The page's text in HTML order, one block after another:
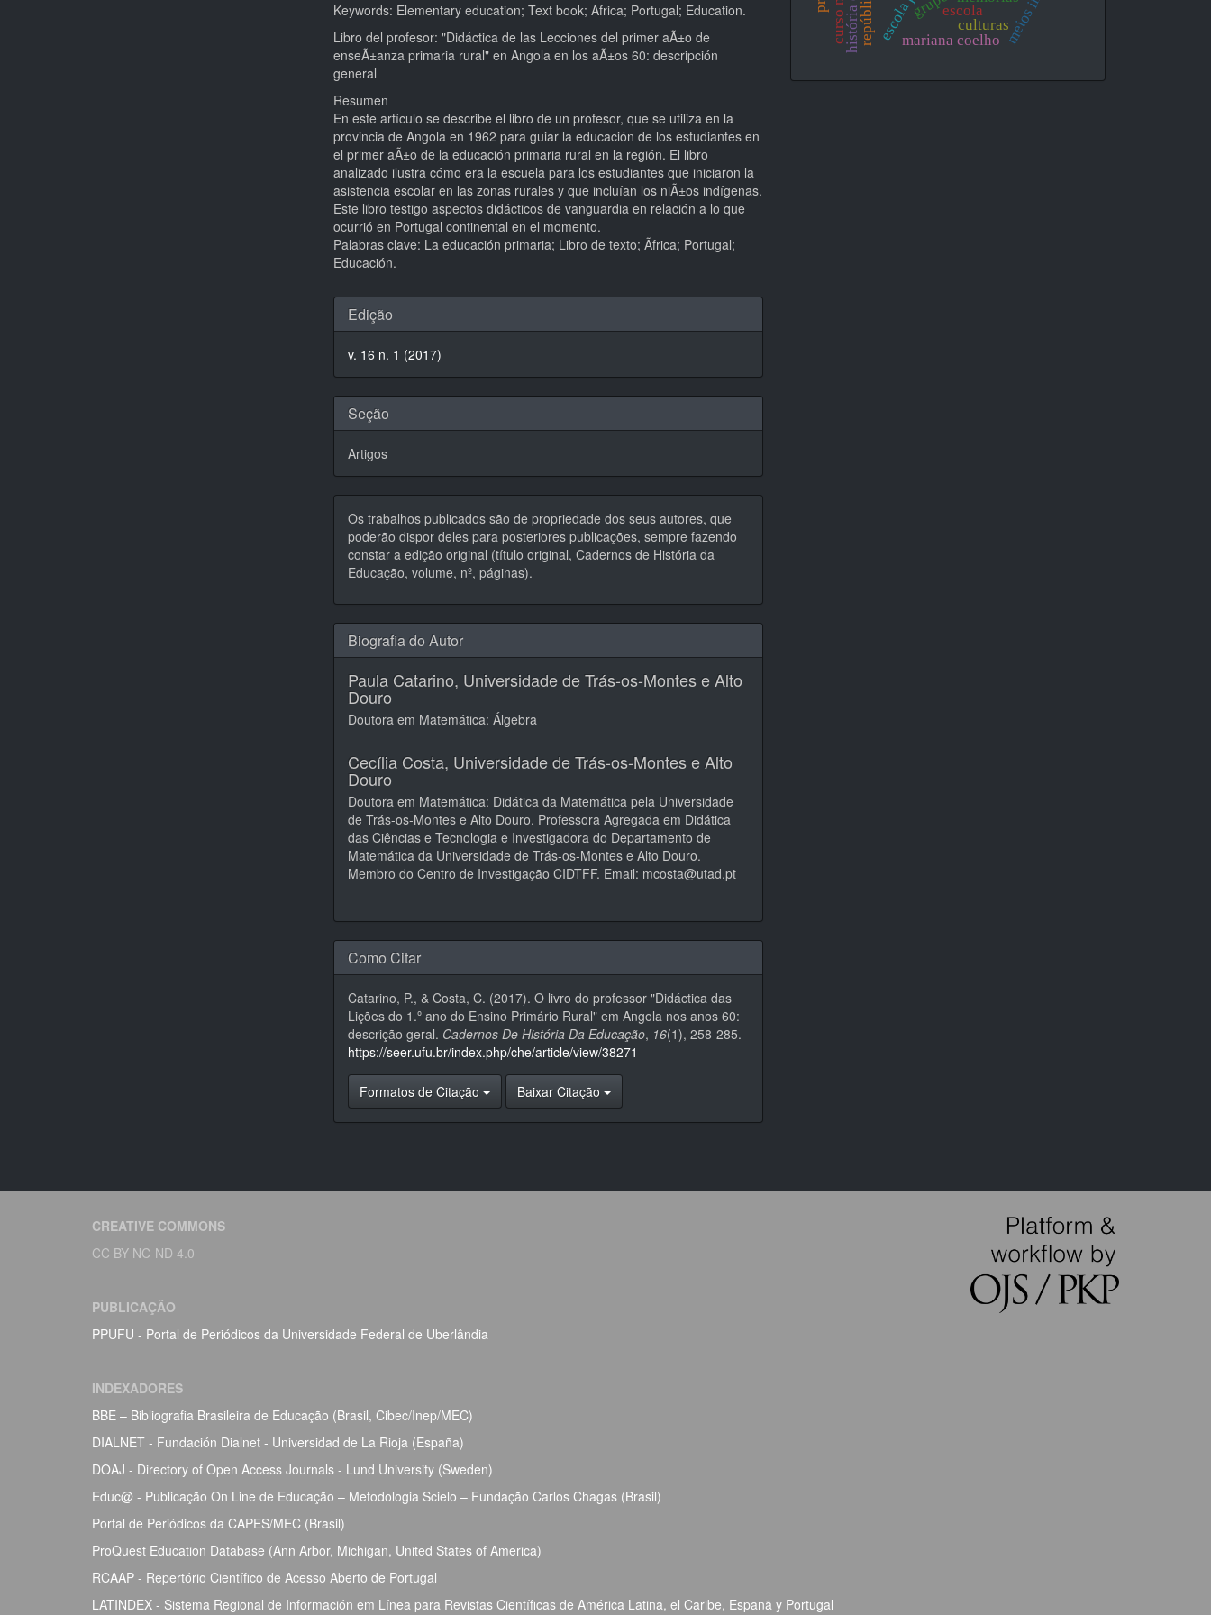
Keywords: Elementary education; Text book; Africa; Portugal; Education.
Libro del profesor: "Didáctica de las Lecciones del primer aÃ±o de
enseÃ±anza primaria rural" en Angola en los aÃ±os 60: descripción
general
Resumen
En este artículo se describe el libro de un profesor, que se utiliza en la
provincia de Angola en 1962 para guiar la educación de los estudiantes en
el primer aÃ±o de la educación primaria rural en la región. El libro
analizado ilustra cómo era la escuela para los estudiantes que iniciaron la
asistencia escolar en las zonas rurales y que incluían los niÃ±os indígenas.
Este libro testigo aspectos didácticos de vanguardia en relación a lo que
ocurrió en Portugal continental en el momento.
Palabras clave: La educación primaria; Libro de texto; Ãfrica; Portugal;
Educación.
Detalhes
do
artigo
Edição
v. 16 n. 1 (2017)
Seção
Artigos
Os trabalhos publicados são de propriedade dos seus autores, que
poderão dispor deles para posteriores publicações, sempre fazendo
constar a edição original (título original, Cadernos de História da
Educação, volume, nº, páginas).
Biografia do Autor
Paula Catarino, Universidade de Trás-os-Montes e Alto
Douro
Doutora em Matemática: Álgebra
Cecília Costa, Universidade de Trás-os-Montes e Alto
Douro
Doutora em Matemática: Didática da Matemática pela Universidade
de Trás-os-Montes e Alto Douro. Professora Agregada em Didática
das Ciências e Tecnologia e Investigadora do Departamento de
Matemática da Universidade de Trás-os-Montes e Alto Douro.
Membro do Centro de Investigação CIDTFF. Email: mcosta@utad.pt
Como Citar
Catarino, P., & Costa, C. (2017). O livro do professor "Didáctica das
Lições do 1.º ano do Ensino Primário Rural" em Angola nos anos 60:
descrição geral. Cadernos De História Da Educação, 16(1), 258-285.
https://seer.ufu.br/index.php/che/article/view/38271
Formatos de Citação Baixar Citação
república escola
culturas
mariana coelho
CREATIVE COMMONS
CC BY-NC-ND 4.0
PUBLICAÇÃO
PPUFU - Portal de Periódicos da Universidade Federal de Uberlândia
INDEXADORES
BBE – Bibliografia Brasileira de Educação (Brasil, Cibec/Inep/MEC)
DIALNET - Fundación Dialnet - Universidad de La Rioja (España)
DOAJ - Directory of Open Access Journals - Lund University (Sweden)
Educ@ - Publicação On Line de Educação – Metodologia Scielo – Fundação Carlos Chagas (Brasil)
Portal de Periódicos da CAPES/MEC (Brasil)
ProQuest Education Database (Ann Arbor, Michigan, United States of America)
RCAAP - Repertório Científico de Acesso Aberto de Portugal
LATINDEX - Sistema Regional de Información em Línea para Revistas Científicas de América Latina, el Caribe, Espanã y Portugal